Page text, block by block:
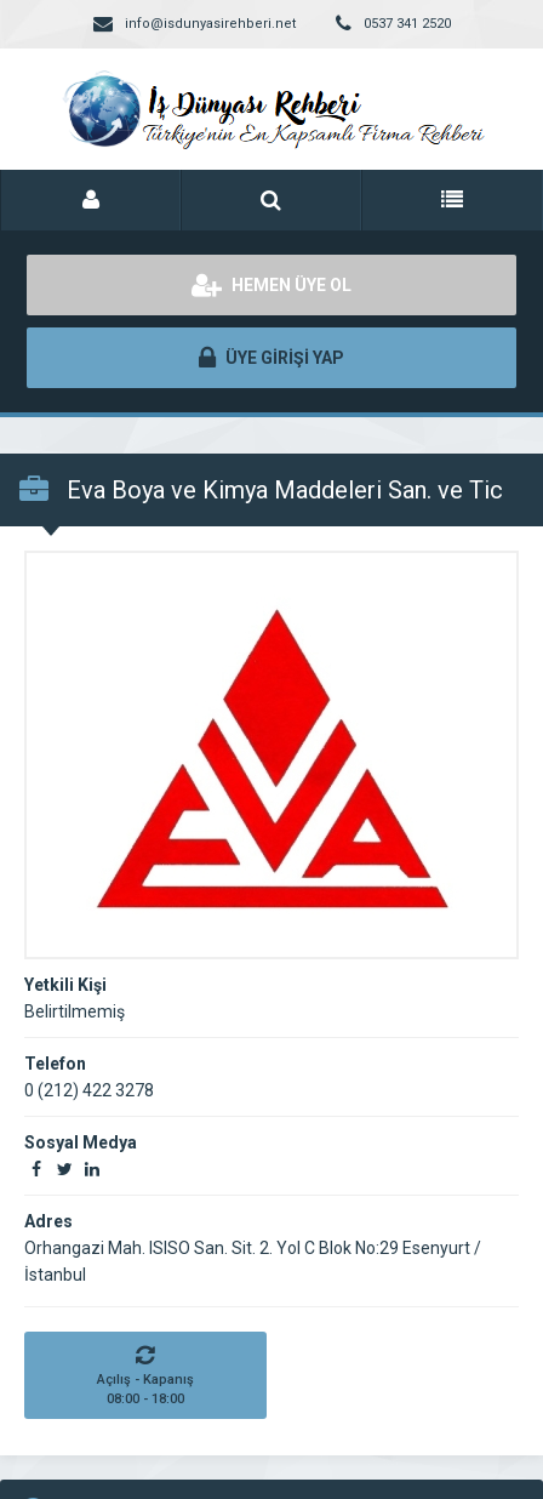
info@isdunyasirehberi.net 0537 341 2520
HEMEN ÜYE OL
ÜYE GİRİŞİ YAP
Eva Boya ve Kimya Maddeleri San. ve Tic
Yetkili Kişi
Belirtilmemiş
Telefon
0 (212) 422 3278
Sosyal Medya
Adres
Orhangazi Mah. ISISO San. Sit. 2. Yol C Blok No:29 Esenyurt /
İstanbul
Açılış - Kapanış
08:00 - 18:00